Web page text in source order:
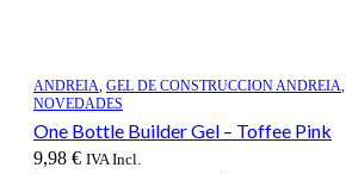
ANDREIA, GEL DE CONSTRUCCION ANDREIA,
NOVEDADES
One Bottle Builder Gel – Toffee Pink
9,98 € IVA Incl.